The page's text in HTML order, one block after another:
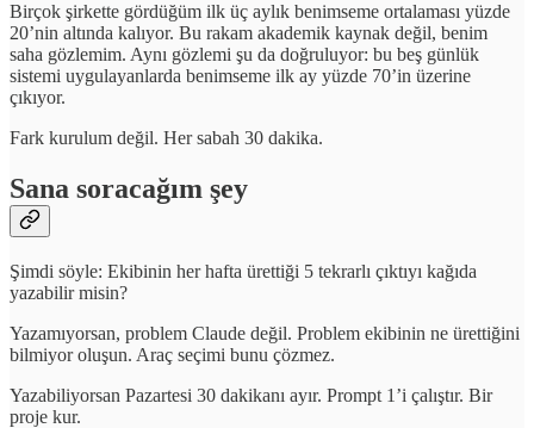
Birçok şirkette gördüğüm ilk üç aylık benimseme ortalaması yüzde
20’nin altında kalıyor. Bu rakam akademik kaynak değil, benim
saha gözlemim. Aynı gözlemi şu da doğruluyor: bu beş günlük
sistemi uygulayanlarda benimseme ilk ay yüzde 70’in üzerine
çıkıyor.
Fark kurulum değil. Her sabah 30 dakika.
Sana soracağım şey
Şimdi söyle: Ekibinin her hafta ürettiği 5 tekrarlı çıktıyı kağıda
yazabilir misin?
Yazamıyorsan, problem Claude değil. Problem ekibinin ne ürettiğini
bilmiyor oluşun. Araç seçimi bunu çözmez.
Yazabiliyorsan Pazartesi 30 dakikanı ayır. Prompt 1’i çalıştır. Bir
proje kur.